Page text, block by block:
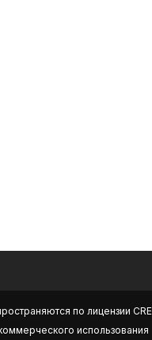
по лицензии
использования